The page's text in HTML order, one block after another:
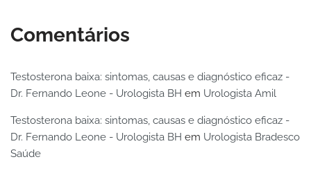
Comentários
Testosterona baixa: sintomas, causas e diagnóstico eficaz -
Dr. Fernando Leone - Urologista BH em Urologista Amil
Testosterona baixa: sintomas, causas e diagnóstico eficaz -
Dr. Fernando Leone - Urologista BH em Urologista Bradesco
Saúde